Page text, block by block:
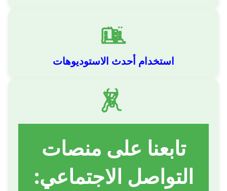
استخدام أحدث الاستوديوهات
تابعنا على منصات
التواصل الاجتماعي: